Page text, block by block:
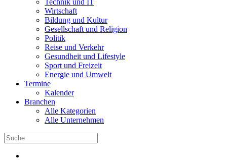
Technik und IT
Wirtschaft
Bildung und Kultur
Gesellschaft und Religion
Politik
Reise und Verkehr
Gesundheit und Lifestyle
Sport und Freizeit
Energie und Umwelt
Termine
Kalender
Branchen
Alle Kategorien
Alle Unternehmen